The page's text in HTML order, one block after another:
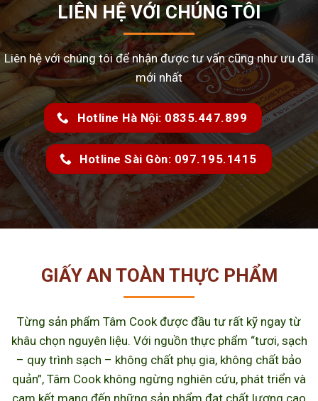
LIÊN HỆ VỚI CHÚNG TÔI
Liên hệ với chúng tôi để nhận được tư vấn cũng như ưu đãi
mới nhất
Hotline Hà Nội: 0835.447.899
Hotline Sài Gòn: 097.195.1415
GIẤY AN TOÀN THỰC PHẨM
Từng sản phẩm Tâm Cook được đầu tư rất kỹ ngay từ
khâu chọn nguyên liệu. Với nguồn thực phẩm “tươi, sạch
– quy trình sạch – không chất phụ gia, không chất bảo
quản”, Tâm Cook không ngừng nghiên cứu, phát triển và